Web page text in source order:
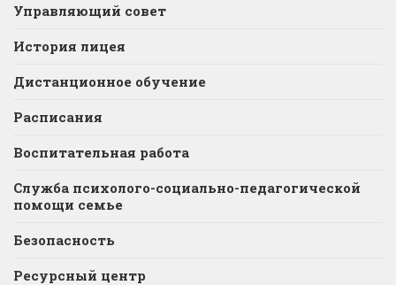
Управляющий совет
История лицея
Дистанционное обучение
Расписания
Воспитательная работа
Служба психолого-социально-педагогической
помощи семье
Безопасность
Ресурсный центр